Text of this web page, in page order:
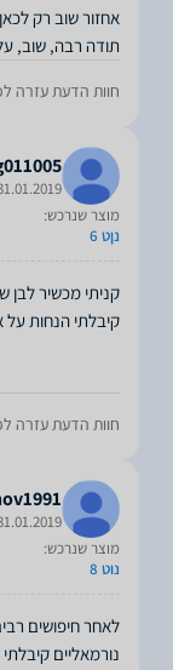
תודה רבה, שוב,
חוות הדעת עזרה
מוצר שנרכש:
נןט 6
קיבלתי הנחות על
חוות הדעת עזרה
מוצר שנרכש:
נוט 8
לאחר חיפושים
נורמאליים